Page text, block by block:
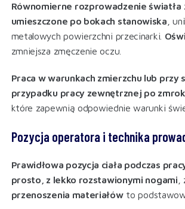
Równomierne rozprowadzenie światła
umieszczone po bokach stanowiska ,
metalowych powierzchni przecinarki.
zmniejsza zmęczenie oczu
Praca w warunkach zmierzchu lub przy
przypadku pracy zewnętrznej po
które zapewnią odpowiednie warunki
Pozycja operatora i technika
Prawidłowa pozycja ciała podczas
prosto, z lekko rozstawionymi nogami
przenoszenia materiałówto